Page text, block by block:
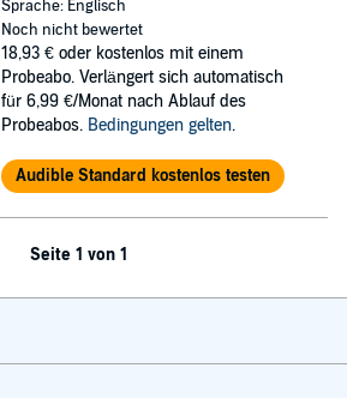
Sprache: Englisch
Noch nicht bewertet
18,93 € oder kostenlos mit einem
Probeabo. Verlängert sich automatisch
für 6,99 €/Monat nach Ablauf des
Probeabos. Bedingungen gelten.
Audible Standard kostenlos testen
Seite 1 von 1